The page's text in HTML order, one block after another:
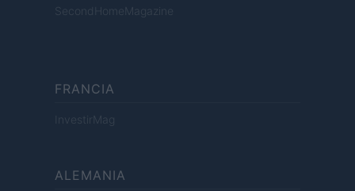
SecondHomeMagazine
FRANCIA
InvestirMag
ALEMANIA